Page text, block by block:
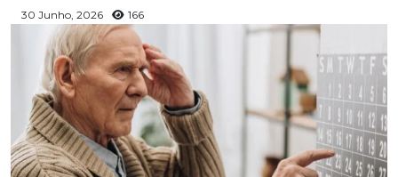
30 Junho, 2026 166